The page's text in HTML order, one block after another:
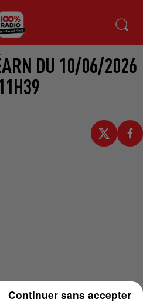
DU 10/06/2026
Continuer sans accepter